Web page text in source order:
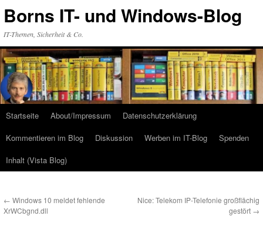
Inhalt
Borns IT- und Windows-Blog
IT-Themen, Sicherheit & Co.
Startseite About/Impressum
Datenschutzerklärung
Kommentieren im Blog
Diskussion Werben im IT-Blog
Spenden
Inhalt (Vista Blog)
← Windows 10 meldet fehlende
XrWCbgnd.dll
Nice: Telekom IP-Telefonie großflächig
gestört →